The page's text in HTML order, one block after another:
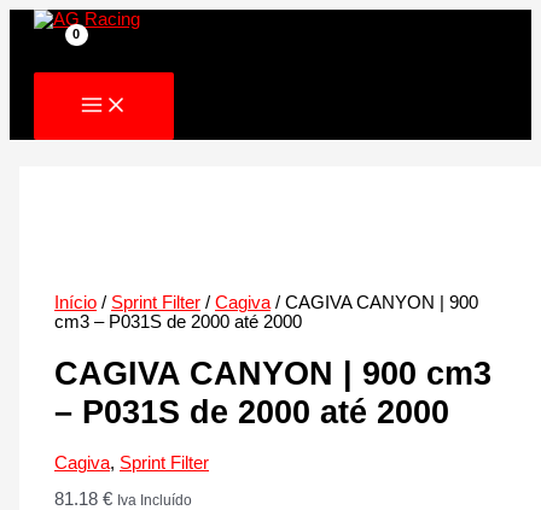
Skip
Início / Sprint Filter /Cagiva/ CAGIVA CANYON | 900
cm3 – P031S de 2000 até 2000
CAGIVA CANYON | 900 cm3
– P031S de 2000 até 2000
Cagiva, Sprint Filter
81.18€ Iva Incluído